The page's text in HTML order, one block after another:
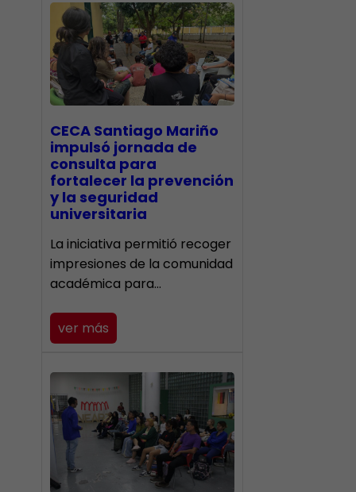
CECA Santiago Mariño
impulsó jornada de
consulta para
fortalecer la prevención
y la seguridad
universitaria
La iniciativa permitió recoger
impresiones de la comunidad
académica para…
ver más